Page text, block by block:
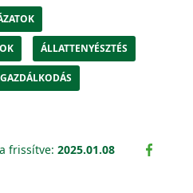
ÁLLATTENYÉSZTÉS
frissítve: 2025.01.08